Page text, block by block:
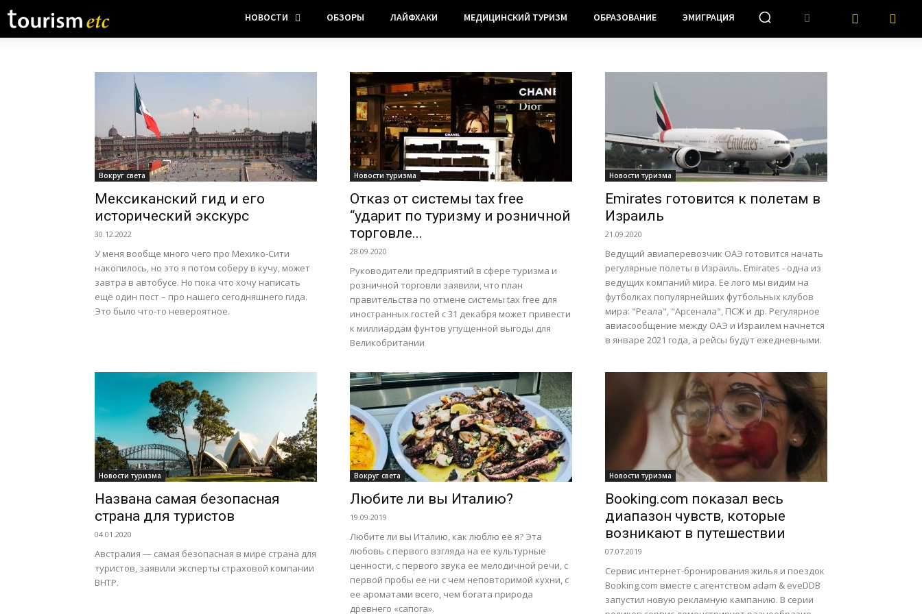
НОВОСТИ ОБЗОРЫ ЛАЙФХАКИ МЕДИЦИНСКИЙ ТУРИЗМ ОБРАЗОВАНИЕ ЭМИГРАЦИЯ
Вокруг света
Мексиканский гид и его
исторический экскурс
30.12.2022
У меня вообще много чего про Мехико-Сити
накопилось, но это я потом соберу в кучу, может
завтра в автобусе. Но пока что хочу написать
ещё один пост – про нашего сегодняшнего гида.
Это было что-то невероятное.
Новости туризма
Отказ от системы tax free
“ударит по туризму и розничной
торговле...
28.09.2020
Руководители предприятий в сфере туризма и
розничной торговли заявили, что план
правительства по отмене системы tax free для
иностранных гостей с 31 декабря может привести
к миллиардам фунтов упущенной выгоды для
Великобритании
Новости туризма
Emirates готовится к полетам в
Израиль
21.09.2020
Ведущий авиаперевозчик ОАЭ готовится начать
регулярные полеты в Израиль. Emirates - одна из
ведущих компаний мира. Ее лого мы видим на
футболках популярнейших футбольных клубов
мира: "Реала", "Арсенала", ПСЖ и др. Регулярное
авиасообщение между ОАЭ и Израилем начнется
в январе 2021 года, а рейсы будут ежедневными.
Новости туризма
Названа самая безопасная
страна для туристов
04.01.2020
Австралия — самая безопасная в мире страна для
туристов, заявили эксперты страховой компании
BHTP.
Вокруг света
Любите ли вы Италию?
19.09.2019
Любите ли вы Италию, как люблю её я? Эта
любовь с первого взгляда на ее культурные
ценности, с первого звука ее мелодичной речи, с
первой пробы ее ни с чем неповторимой кухни, с
ее ароматами всего, чем богата природа
древнего «сапога».
Новости туризма
Booking.com показал весь
диапазон чувств, которые
возникают в путешествии
07.07.2019
Сервис интернет-бронирования жилья и поездок
Booking.com вместе с агентством adam & eveDDB
запустил новую рекламную кампанию. В серии